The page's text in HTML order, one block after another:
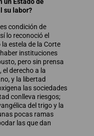
su labor?
condición de
lo reconoció el
estela de la Corte
instituciones
pero sin prensa
el derecho a la
y la libertad
las sociedades
conlleva riesgos;
del trigo y la
pocas ramas
las que dan